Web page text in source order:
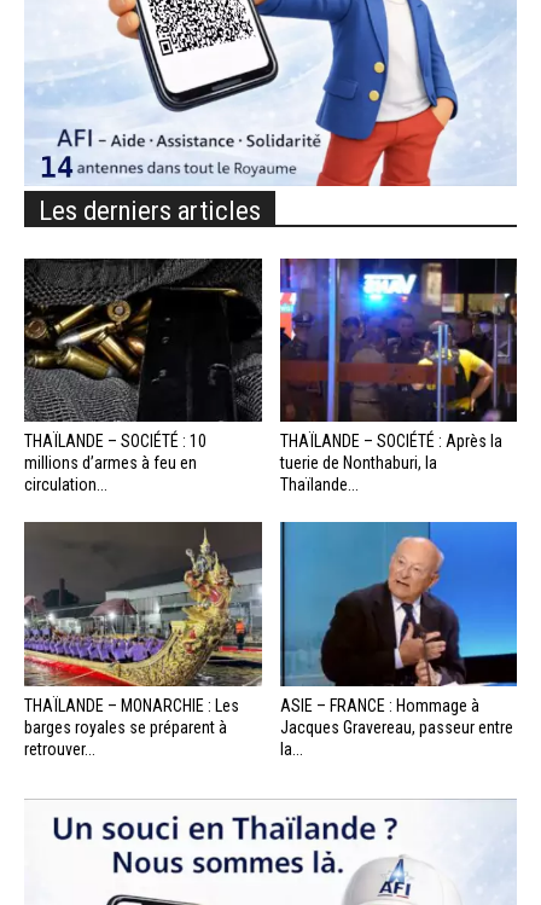
Les derniers articles
THAÏLANDE – SOCIÉTÉ : 10
millions d’armes à feu en
circulation...
THAÏLANDE – SOCIÉTÉ : Après la
tuerie de Nonthaburi, la
Thaïlande...
THAÏLANDE – MONARCHIE : Les
barges royales se préparent à
retrouver...
ASIE – FRANCE : Hommage à
Jacques Gravereau, passeur entre
la...